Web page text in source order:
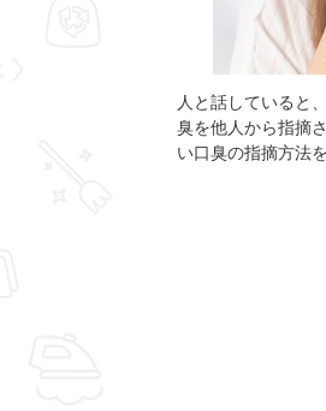
人と話していると
臭を他人から指摘
い口臭の指摘方法